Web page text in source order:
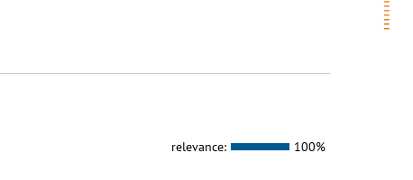
relevance: 100%